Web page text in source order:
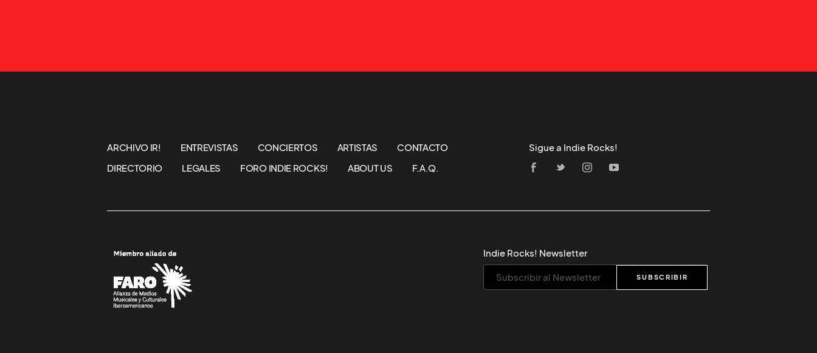
ARCHIVO IR! ENTREVISTAS CONCIERTOS ARTISTAS
CONTACTO
DIRECTORIO
LEGALES FORO INDIE ROCKS! ABOUT US F.A.Q.
Sigue a Indie Rocks!
Indie Rocks! Newsletter